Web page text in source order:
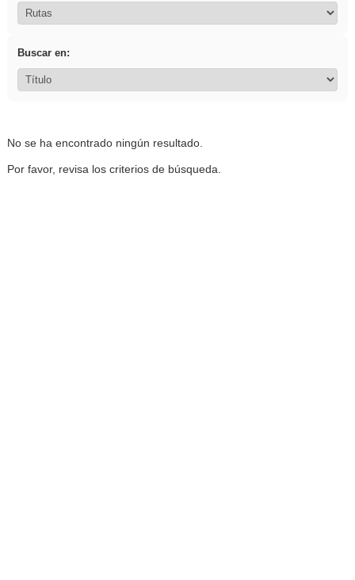
Buscar en:
No se ha encontrado ningún resultado.
Por favor, revisa los criterios de búsqueda.